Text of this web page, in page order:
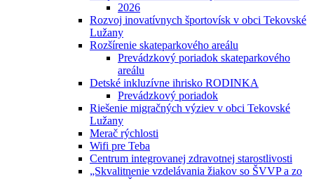
2026
Rozvoj inovatívnych športovísk v obci Tekovské
Lužany
Rozšírenie skateparkového areálu
Prevádzkový poriadok skateparkového
areálu
Detské inkluzívne ihrisko RODINKA
Prevádzkový poriadok
Riešenie migračných výziev v obci Tekovské
Lužany
Merač rýchlosti
Wifi pre Teba
Centrum integrovanej zdravotnej starostlivosti
„Skvalitnenie vzdelávania žiakov so ŠVVP a zo